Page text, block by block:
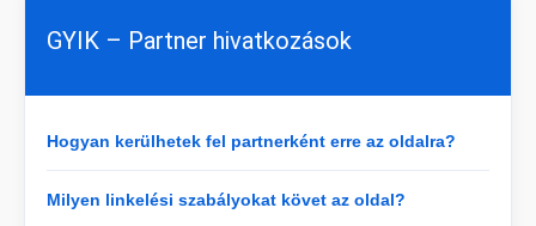
GYIK – Partner hivatkozások
Hogyan kerülhetek fel partnerként erre az oldalra?
Milyen linkelési szabályokat követ az oldal?